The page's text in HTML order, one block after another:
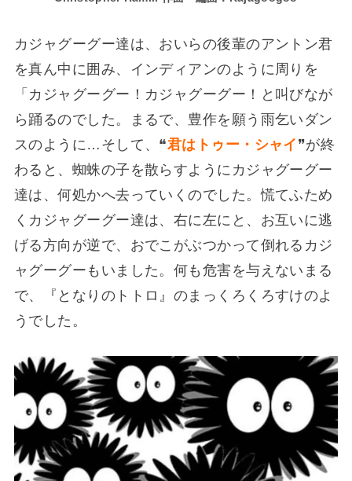
カジャグーグー達は、おいらの後輩のアントン君
を真ん中に囲み、インディアンのように周りを
「カジャグーグー！カジャグーグー！と叫びなが
ら踊るのでした。まるで、豊作を願う雨乞いダン
スのように…そして、❝君はトゥー・シャイ ❞が終
わると、蜘蛛の子を散らすようにカジャグーグー
達は、何処かへ去っていくのでした。慌てふため
くカジャグーグー達は、右に左にと、お互いに逃
げる方向が逆で、おでこがぶつかって倒れるカジ
ャグーグーもいました。何も危害を与えないまる
で、『となりのトトロ』のまっくろくろすけのよ
うでした。